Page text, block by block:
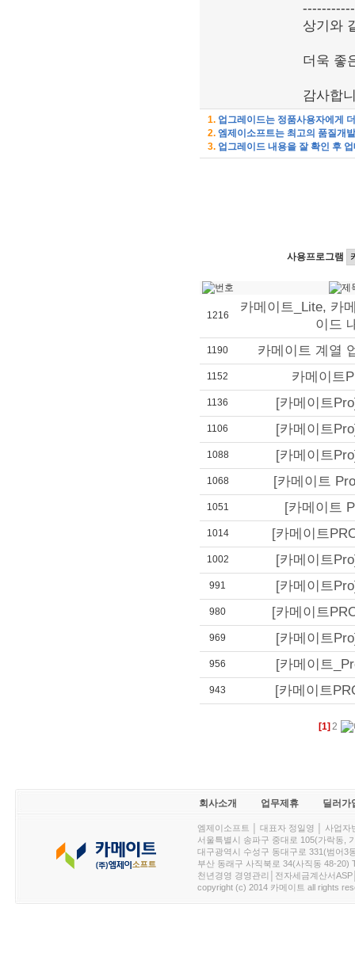
상기와
더욱 좋
감사합
1. 업그레이드는 정품사용자에게
2. 엠제이소프트는 최고의 품질개
3. 업그레이드 내용을 잘 확인 후
사용프로그램
1216
카메이트_Lite, 카
이드
1190 카메이트 계열
1152 카메이트
1136 [카메이트
1106 [카메이트
1088 [카메이트
1068 [카메이트
1051 [카메이트
1014 [카메이트
1002 [카메이트
991 [카메이트
980 [카메이트
969 [카메이트
956 [카메이트
943 [카메이트
[1] 2
회사소개 업무제휴 딜러가
엠제이소프트 │ 대표자 정일영 │ 사업
서울특별시 송파구 중대로 105(가락동,
대구광역시 수성구 동대구로 331(범어3
부산 동래구 사직북로 34(사직동 48-20)
천년경영 경영관리│전자세금계산서
copyright (c) 2014 카메이트 all rights